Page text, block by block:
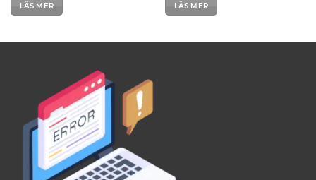
LÄS MER LÄS MER